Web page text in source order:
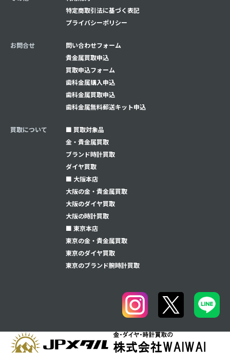
特定商取引法に基づく表記
プライバシーポリシー
お問合せ
問い合わせフォーム
貴金属買取申込
買取申込フォーム
⻭科金属購入申込
⻭科金属買取申込
⻭科金属無料郵送キット申込
買取について
■ 買取対象品
金・貴金属買取
ブランド時計買取
ダイヤ買取
■ 大阪本店
大阪の金・貴金属買取
大阪のダイヤ買取
大阪の時計買取
■ 東京本店
東京の金・貴金属買取
東京のダイヤ買取
東京のブランド腕時計買取